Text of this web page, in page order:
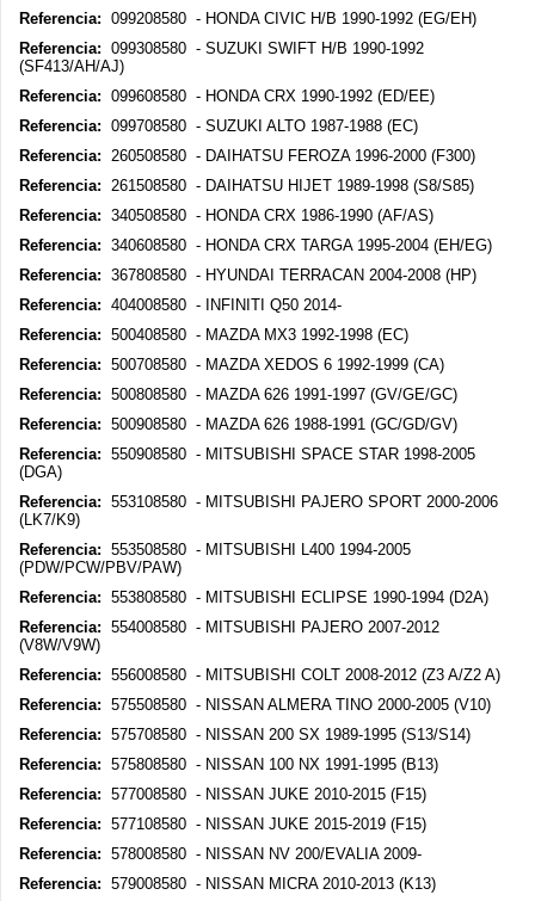
Referencia: 099208580 - HONDA CIVIC H/B 1990-1992 (EG/EH)
Referencia: 099308580 - SUZUKI SWIFT H/B 1990-1992
(SF413/AH/AJ)
Referencia: 099608580 - HONDA CRX 1990-1992 (ED/EE)
Referencia: 099708580 - SUZUKI ALTO 1987-1988 (EC)
Referencia: 260508580 - DAIHATSU FEROZA 1996-2000 (F300)
Referencia: 261508580 - DAIHATSU HIJET 1989-1998 (S8/S85)
Referencia: 340508580 - HONDA CRX 1986-1990 (AF/AS)
Referencia: 340608580 - HONDA CRX TARGA 1995-2004 (EH/EG)
Referencia: 367808580 - HYUNDAI TERRACAN 2004-2008 (HP)
Referencia: 404008580 - INFINITI Q50 2014-
Referencia: 500408580 - MAZDA MX3 1992-1998 (EC)
Referencia: 500708580 - MAZDA XEDOS 6 1992-1999 (CA)
Referencia: 500808580 - MAZDA 626 1991-1997 (GV/GE/GC)
Referencia: 500908580 - MAZDA 626 1988-1991 (GC/GD/GV)
Referencia: 550908580 - MITSUBISHI SPACE STAR 1998-2005
(DGA)
Referencia: 553108580 - MITSUBISHI PAJERO SPORT 2000-2006
(LK7/K9)
Referencia: 553508580 - MITSUBISHI L400 1994-2005
(PDW/PCW/PBV/PAW)
Referencia: 553808580 - MITSUBISHI ECLIPSE 1990-1994 (D2A)
Referencia: 554008580 - MITSUBISHI PAJERO 2007-2012
(V8W/V9W)
Referencia: 556008580 - MITSUBISHI COLT 2008-2012 (Z3 A/Z2 A)
Referencia: 575508580 - NISSAN ALMERA TINO 2000-2005 (V10)
Referencia: 575708580 - NISSAN 200 SX 1989-1995 (S13/S14)
Referencia: 575808580 - NISSAN 100 NX 1991-1995 (B13)
Referencia: 577008580 - NISSAN JUKE 2010-2015 (F15)
Referencia: 577108580 - NISSAN JUKE 2015-2019 (F15)
Referencia: 578008580 - NISSAN NV 200/EVALIA 2009-
Referencia: 579008580 - NISSAN MICRA 2010-2013 (K13)